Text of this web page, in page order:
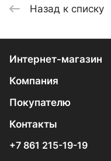
Назад к списку
Интернет-магазин
Компания
Покупателю
Контакты
+7 861 215-19-19